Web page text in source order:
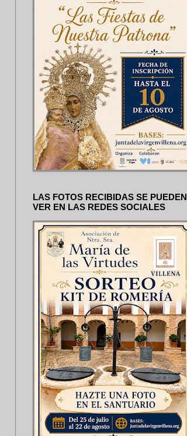
LAS FOTOS RECIBIDAS SE PUEDEN
VER EN LAS REDES SOCIALES